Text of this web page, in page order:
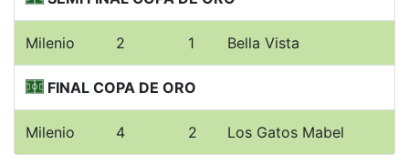
Milenio 2 1 Bella Vista
FINAL COPA DE ORO
Milenio 4 2 Los Gatos Mabel